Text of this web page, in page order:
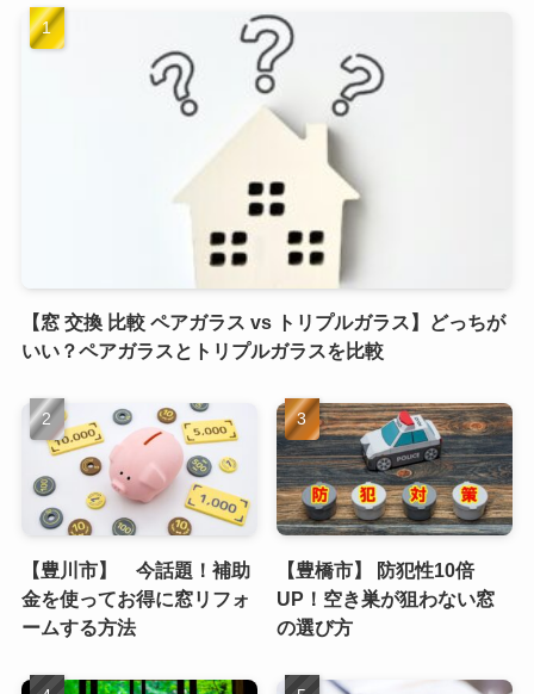
【窓 交換 比較 ペアガラス vs トリプルガラス】どっちが
いい？ペアガラスとトリプルガラスを比較
【豊川市】 今話題！補助
金を使ってお得に窓リフォ
ームする方法
【豊橋市】 防犯性10倍
UP！空き巣が狙わない窓
の選び方